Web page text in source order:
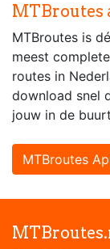
MTBroutes
MTBroutes is
meest
routes in
download snel
jouw in de
MTBroutes